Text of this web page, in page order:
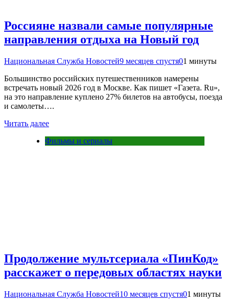
Россияне назвали самые популярные
направления отдыха на Новый год
Национальная Служба Новостей9 месяцев спустя01 минуты
Большинство российских путешественников намерены
встречать новый 2026 год в Москве. Как пишет «Газета. Ru»,
на это направление куплено 27% билетов на автобусы, поезда
и самолеты….
Читать далее
Фильмы и сериалы
Продолжение мультсериала «ПинКод»
расскажет о передовых областях науки
Национальная Служба Новостей10 месяцев спустя01 минуты